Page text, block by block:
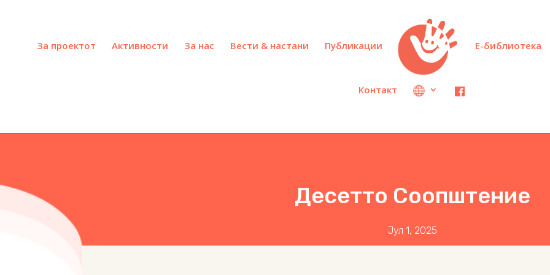
За проектот Активности За нас Вести & настани Публикации Е-библиотека
Контакт
Десетто Соопштение
Јул 1, 2025